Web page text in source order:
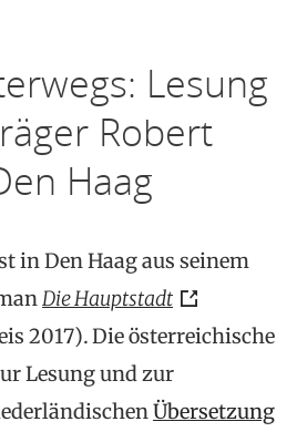
Lesung
Robert
Haag
in Den Haag aus seinem
Die Hauptstadt
2017).Die österreichische
Lesung und zur
Übersetzung